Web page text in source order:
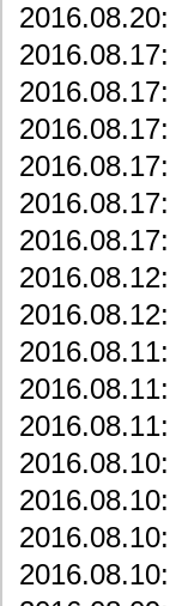
2016.08.20:
2016.08.17:
2016.08.17:
2016.08.17:
2016.08.17:
2016.08.17:
2016.08.17:
2016.08.12:
2016.08.12:
2016.08.11:
2016.08.11:
2016.08.11:
2016.08.10:
2016.08.10:
2016.08.10:
2016.08.10: